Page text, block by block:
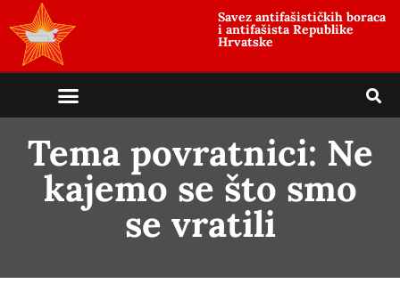
Savez antifašističkih boraca
i antifašista Republike
Hrvatske
Tema povratnici: Ne
kajemo se što smo
se vratili